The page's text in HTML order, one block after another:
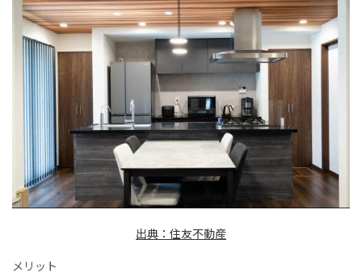
出典：住友不動産
メリット